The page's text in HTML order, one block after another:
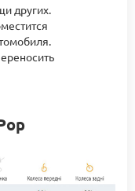
других.